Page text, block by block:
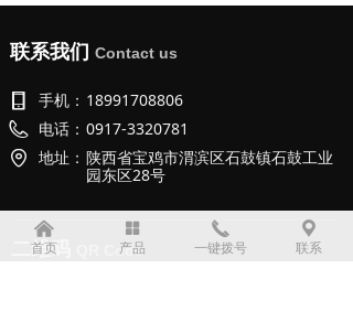
联系我们 Contact us
手机： 18991708806
电话： 0917-3320781
地址： 陕西省宝鸡市渭滨区石鼓镇石鼓工业
园东区28号
二维码 QR Code
낀
首页
넒
产品
끅
一键拨号
끇
联系